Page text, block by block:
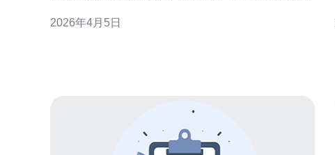
看抗D能力（TPS/流量清洗峰值）、带宽峰值、切换
2026年4月5日